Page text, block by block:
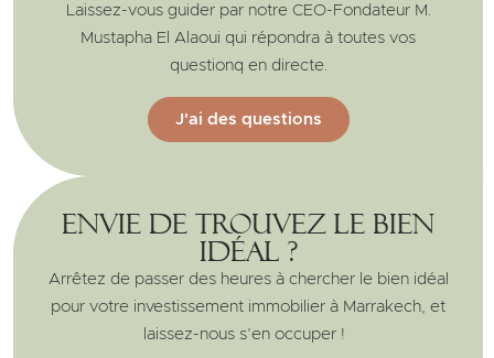
Envie de trouvez le bien
idéal ?
Arrêtez de passer des heures à chercher le bien idéal
pour votre investissement immobilier à Marrakech, et
laissez-nous s’en occuper !
Laissez-vous guider par notre CEO-Fondateur M.
Mustapha El Alaoui qui répondra à toutes vos
questionq en directe.
J'ai des questions